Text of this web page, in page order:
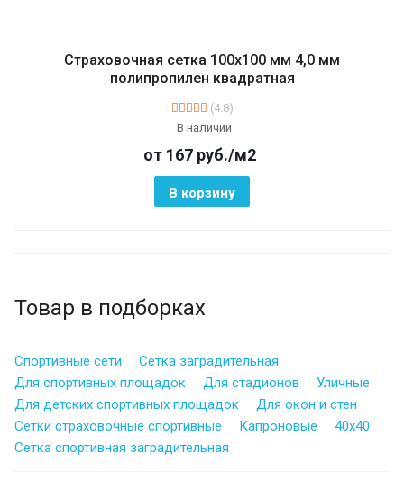
Страховочная сетка 100х100 мм 4,0 мм
полипропилен квадратная
(4.8)
В наличии
от 167 руб./м2
В корзину
Товар в подборках
Спортивные сети
Сетка заградительная
Для спортивных площадок
Для стадионов
Уличные
Для детских спортивных площадок
Для окон и стен
Сетки страховочные спортивные
Капроновые
40х40
Сетка спортивная заградительная